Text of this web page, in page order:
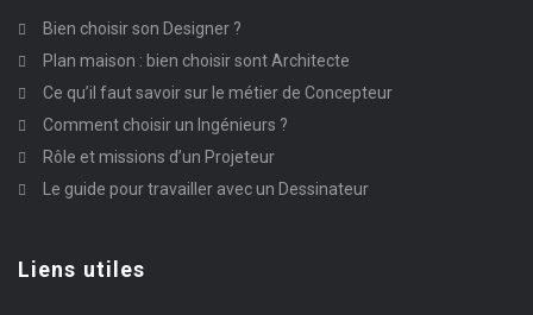
Bien choisir son Designer ?
Plan maison : bien choisir sont Architecte
Ce qu’il faut savoir sur le métier de Concepteur
Comment choisir un Ingénieurs ?
Rôle et missions d’un Projeteur
Le guide pour travailler avec un Dessinateur
Liens utiles